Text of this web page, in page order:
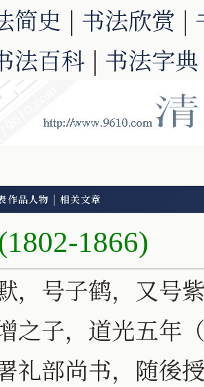
简史 | 书法欣赏 |
法百科 | 书法字典
作品人物 | 相关文章
1866)
号子鹤，又号紫
之子，道光五年
礼部尚书，随後